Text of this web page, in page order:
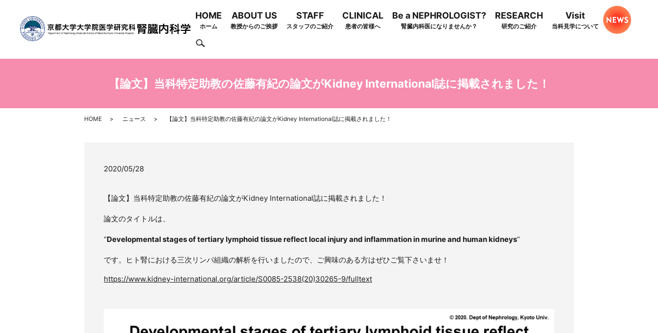
HOME
ホーム
ABOUT US
教授からのご挨拶
STAFF
スタッフのご紹介
CLINICAL
患者の皆様へ
Be a NEPHROLOGIST?
腎臓内科医になりませんか？
RESEARCH
研究のご紹介
Visit
当科見学について
【論文】当科特定助教の佐藤有紀の論文がKidney International誌に掲載されました！
HOME ニュース 【論文】当科特定助教の佐藤有紀の論文がKidney International誌に掲載されました！
2020/05/28
【論文】当科特定助教の佐藤有紀の論文がKidney International誌に掲載されました！
論文のタイトルは、
“Developmental stages of tertiary lymphoid tissue reflect local injury and inflammation in murine and human kidneys“
です。ヒト腎における三次リンパ組織の解析を行いましたので、ご興味のある方はぜひご覧下さいませ！
https://www.kidney-international.org/article/S0085-2538(20)30265-9/fulltext